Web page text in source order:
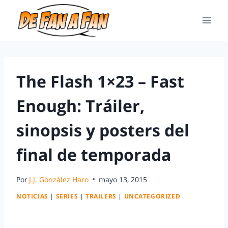
The Flash 1×23 – Fast
Enough: Tráiler,
sinopsis y posters del
final de temporada
Por J.J. González Haro mayo 13, 2015
NOTICIAS | SERIES | TRAILERS | UNCATEGORIZED